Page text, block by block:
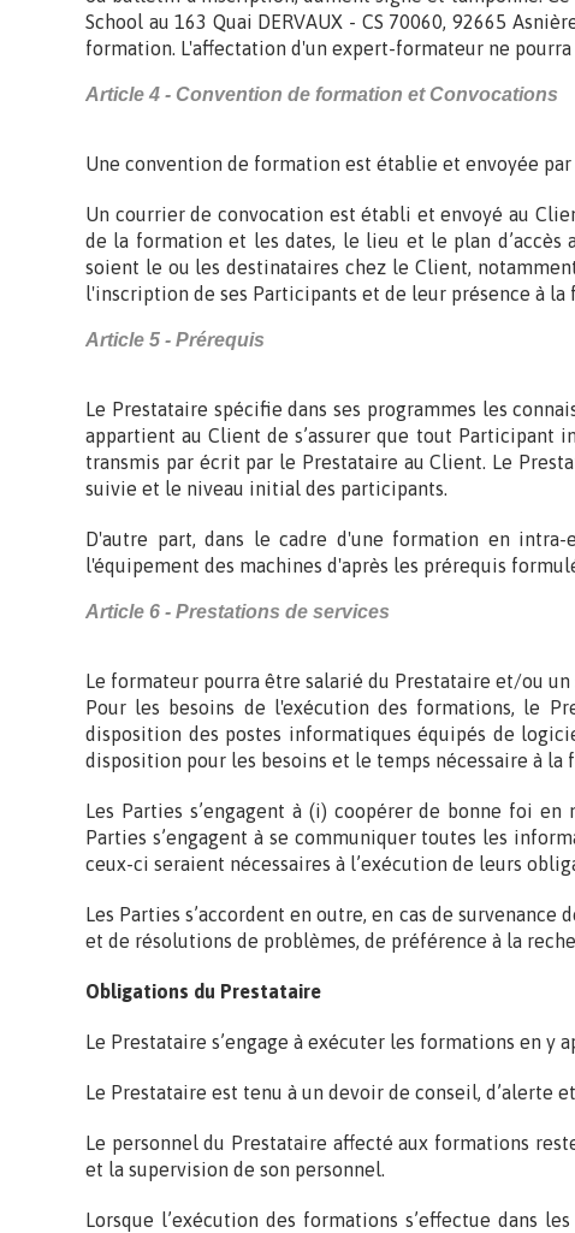
School au 163 Quai DERVAUX - CS 70060, 92665
formation. L'affectation d'un expert-formateur ne
Article 4 - Convention de formation et Convocations
Une convention de formation est établie et envoyée
Un courrier de convocation est établi et envoyé au
de la formation et les dates, le lieu et le plan d’accès
soient le ou les destinataires chez le Client,
l'inscription de ses Participants et de leur présence à la
Article 5 - Prérequis
Le Prestataire spécifie dans ses programmes les
appartient au Client de s’assurer que tout Participant
transmis par écrit par le Prestataire au Client. Le
suivie et le niveau initial des participants.
D'autre part, dans le cadre d'une formation en
l'équipement des machines d'après les prérequis
Article 6 - Prestations de services
Le formateur pourra être salarié du Prestataire et/ou
Pour les besoins de l'exécution des formations, le
disposition des postes informatiques équipés de
disposition pour les besoins et le temps nécessaire à la
Les Parties s’engagent à (i) coopérer de bonne foi
Parties s’engagent à se communiquer toutes les
ceux-ci seraient nécessaires à l’exécution de leurs
Les Parties s’accordent en outre, en cas de
et de résolutions de problèmes, de préférence à la
Obligations du Prestataire
Le Prestataire s’engage à exécuter les formations en y
Le Prestataire est tenu à un devoir de conseil, d’alerte
Le personnel du Prestataire affecté aux formations
et la supervision de son personnel.
Lorsque l’exécution des formations s’effectue dans